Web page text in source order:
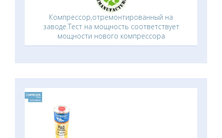
Компрессор,отремонтированный на
заводе.Тест на мощность соответствует
мощности нового компрессора